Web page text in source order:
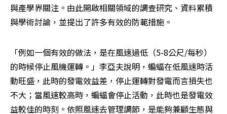
與產學界關注。由此開啟相關領域的調查研究、資料累積
與學術討論，並提出了許多有效的防範措施。
「例如一個有效的做法，是在風速過低（5-8公尺/每秒）
的時候停止風機運轉。」李亞夫說明，蝙蝠在低風速時活
動旺盛，此時的發電效益差，停止運轉對發電而言損失也
不大；當風速較高時，蝙蝠會停止活動，此時也是發電效
益較佳的時刻。依照風速去管理調節，是能夠兼顧生態與